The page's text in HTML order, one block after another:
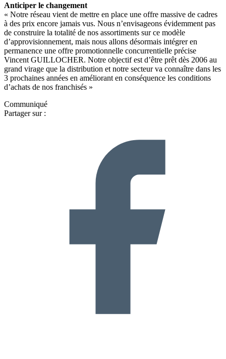
Anticiper le changement
« Notre réseau vient de mettre en place une offre massive de cadres
à des prix encore jamais vus. Nous n’envisageons évidemment pas
de construire la totalité de nos assortiments sur ce modèle
d’approvisionnement, mais nous allons désormais intégrer en
permanence une offre promotionnelle concurrentielle précise
Vincent GUILLOCHER. Notre objectif est d’être prêt dès 2006 au
grand virage que la distribution et notre secteur va connaître dans les
3 prochaines années en améliorant en conséquence les conditions
d’achats de nos franchisés »
Communiqué
Partager sur :